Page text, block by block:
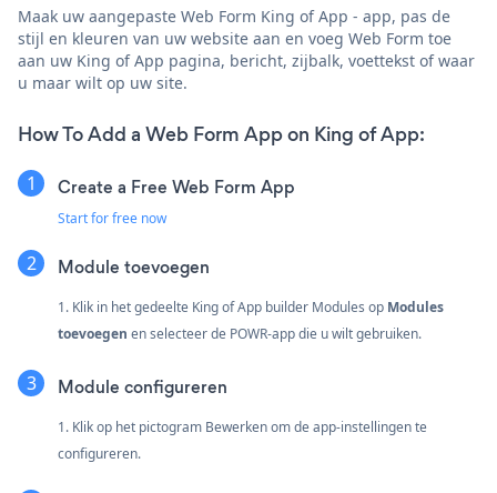
Maak uw aangepaste Web Form King of App - app, pas de
stijl en kleuren van uw website aan en voeg Web Form toe
aan uw King of App pagina, bericht, zijbalk, voettekst of waar
u maar wilt op uw site.
How To Add a Web Form App on King of App:
Create a Free Web Form App
Start for free now
Module toevoegen
1. Klik in het gedeelte King of App builder Modules op Modules
toevoegen en selecteer de POWR-app die u wilt gebruiken.
Module configureren
1. Klik op het pictogram Bewerken om de app-instellingen te
configureren.